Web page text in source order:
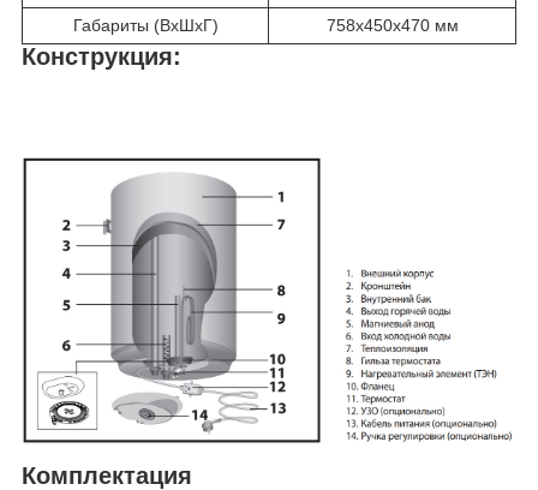
Габариты (ВхШхГ)
758х450х470 мм
Конструкция:
Комплектация